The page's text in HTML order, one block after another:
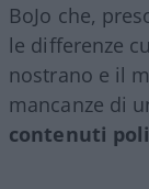
BoJo che,
le differenze
nostrano e il
mancanze di
contenuti